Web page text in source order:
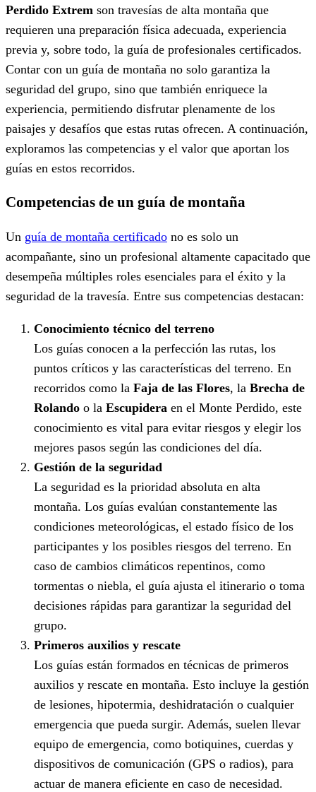
Perdido Extrem son travesías de alta montaña que
requieren una preparación física adecuada, experiencia
previa y, sobre todo, la guía de profesionales certificados.
Contar con un guía de montaña no solo garantiza la
seguridad del grupo, sino que también enriquece la
experiencia, permitiendo disfrutar plenamente de los
paisajes y desafíos que estas rutas ofrecen. A continuación,
exploramos las competencias y el valor que aportan los
guías en estos recorridos.
Competencias de un guía de montaña
Un guía de montaña certificado no es solo un
acompañante, sino un profesional altamente capacitado que
desempeña múltiples roles esenciales para el éxito y la
seguridad de la travesía. Entre sus competencias destacan:
Conocimiento técnico del terreno
Los guías conocen a la perfección las rutas, los
puntos críticos y las características del terreno. En
recorridos como la Faja de las Flores, la Brecha de
Rolando o la Escupidera en el Monte Perdido, este
conocimiento es vital para evitar riesgos y elegir los
mejores pasos según las condiciones del día.
Gestión de la seguridad
La seguridad es la prioridad absoluta en alta
montaña. Los guías evalúan constantemente las
condiciones meteorológicas, el estado físico de los
participantes y los posibles riesgos del terreno. En
caso de cambios climáticos repentinos, como
tormentas o niebla, el guía ajusta el itinerario o toma
decisiones rápidas para garantizar la seguridad del
grupo.
Primeros auxilios y rescate
Los guías están formados en técnicas de primeros
auxilios y rescate en montaña. Esto incluye la gestión
de lesiones, hipotermia, deshidratación o cualquier
emergencia que pueda surgir. Además, suelen llevar
equipo de emergencia, como botiquines, cuerdas y
dispositivos de comunicación (GPS o radios), para
actuar de manera eficiente en caso de necesidad.